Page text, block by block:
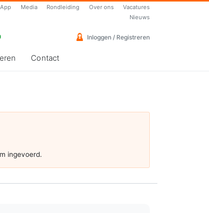
Media Rondleiding Over ons
Vacatures
Nieuws
Inloggen / Registreren
Contact
ingevoerd.